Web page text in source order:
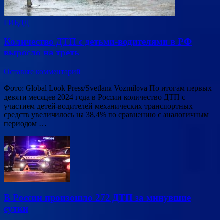
ГИБДД
Количество ДТП с детьми-водителями в РФ
выросло на треть
Оставьте комментарий
Фото: Global Look Press/Svetlana Vozmilova По итогам первых
девяти месяцев 2024 года в России количество ДТП с
участием детей-водителей механических транспортных
средств увеличилось на 38,4% по сравнению с аналогичным
периодом …
В России произошло 272 ДТП за минувшие
сутки